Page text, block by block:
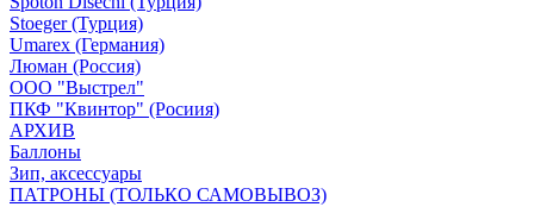
Stoeger (Турция)
Umarex (Германия)
Люман (Россия)
ООО "Выстрел"
ПКФ "Квинтор" (Росиия)
АРХИВ
Баллоны
Зип, аксессуары
ПАТРОНЫ (ТОЛЬКО САМОВЫВОЗ)